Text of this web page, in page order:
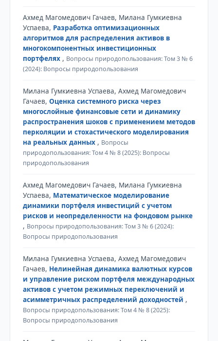
Ахмед Магомедович Гачаев, Милана Гумкиевна
Успаева, Разработка оптимизационных
алгоритмов для распределения активов в
многокомпонентных инвестиционных
портфелях , Вопросы природопользования: Том 3 № 6
(2024): Вопросы природопользования
Милана Гумкиевна Успаева, Ахмед Магомедович
Гачаев, Оценка системного риска через
многослойные финансовые сети и динамику
распространения шоков с применением методов
перколяции и стохастического моделирования
на реальных данных , Вопросы
природопользования: Том 4 № 8 (2025): Вопросы
природопользования
Ахмед Магомедович Гачаев, Милана Гумкиевна
Успаева, Математическое моделирование
динамики портфеля инвестиций с учетом
рисков и неопределенности на фондовом рынке
, Вопросы природопользования: Том 3 № 6 (2024):
Вопросы природопользования
Милана Гумкиевна Успаева, Ахмед Магомедович
Гачаев, Нелинейная динамика валютных курсов
и управление риском портфеля международных
активов с учетом режимных переключений и
асимметричных распределений доходностей ,
Вопросы природопользования: Том 4 № 8 (2025):
Вопросы природопользования